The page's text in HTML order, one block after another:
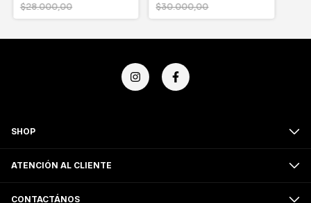
$28.000,00 $30.000,00
SHOP
ATENCIÓN AL CLIENTE
CONTACTÁNOS